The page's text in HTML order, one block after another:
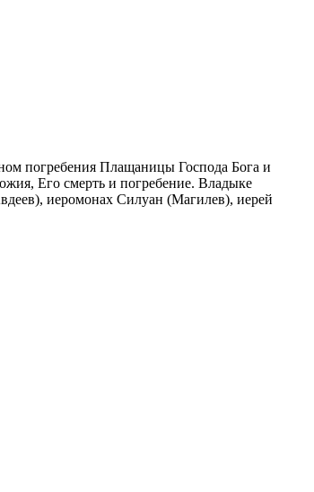
погребения Плащаницы Господа Бога и
Его смерть и погребение. Владыке
иеромонах Силуан (Магилев), иерей